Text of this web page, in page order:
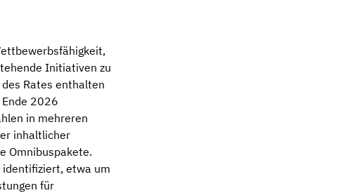
Initiativen zu
Rates enthalten
2026
in mehreren
inhaltlicher
Omnibuspakete.
identifiziert, etwa um
für